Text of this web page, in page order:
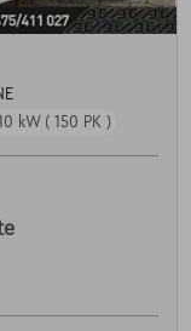
kW ( 150 PK )